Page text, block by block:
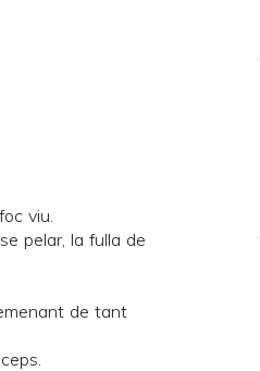
viu.
pelar, la fulla de
de tant